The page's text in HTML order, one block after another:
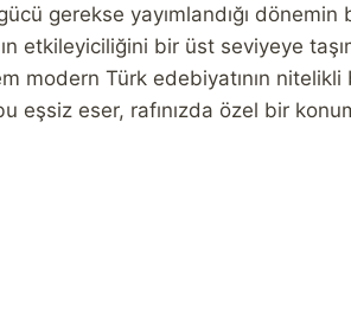
gerekse yayımlandığı dönemin
etkileyiciliğini bir üst seviyeye
modern Türk edebiyatının
eşsiz eser, rafınızda özel bir